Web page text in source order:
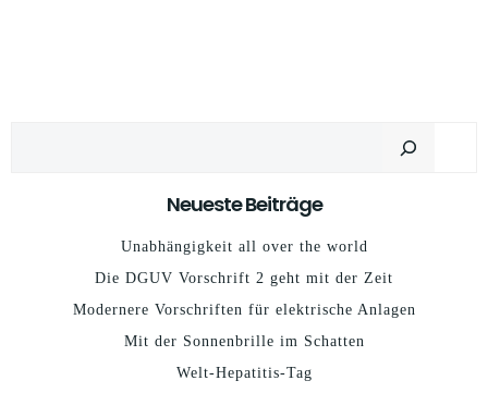
Neueste Beiträge
Unabhängigkeit all over the world
Die DGUV Vorschrift 2 geht mit der Zeit
Modernere Vorschriften für elektrische Anlagen
Mit der Sonnenbrille im Schatten
Welt-Hepatitis-Tag